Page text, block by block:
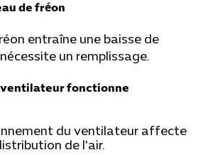
de fréon
entraîne une baisse de
un remplissage.
ventilateur fonctionne
du ventilateur affecte
de l'air.